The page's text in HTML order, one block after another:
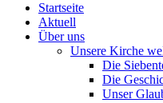
Startseite
Aktuell
Über uns
Unsere Kirche
Die
Die
Unser